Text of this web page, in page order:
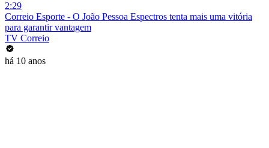
2:29
Correio Esporte - O João Pessoa Espectros tenta mais uma vitória
para garantir vantagem
TV Correio
há 10 anos